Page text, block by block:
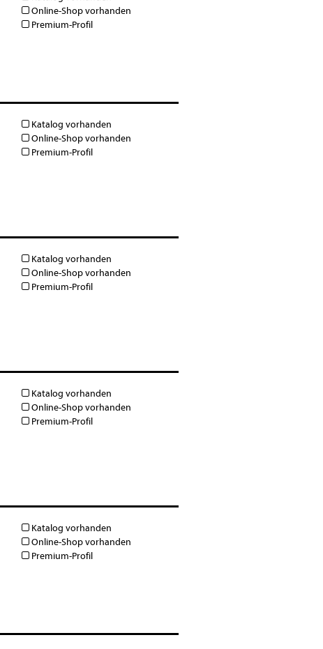
Online-Shop vorhanden
Premium-Profil
Katalog vorhanden
Online-Shop vorhanden
Premium-Profil
Katalog vorhanden
Online-Shop vorhanden
Premium-Profil
Katalog vorhanden
Online-Shop vorhanden
Premium-Profil
Katalog vorhanden
Online-Shop vorhanden
Premium-Profil